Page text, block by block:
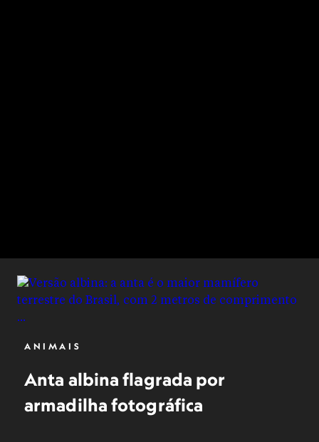
ANIMAIS
Anta albina flagrada por
armadilha fotográfica